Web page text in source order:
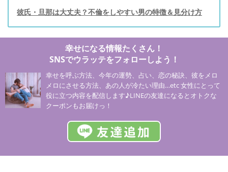
彼氏・旦那は大丈夫？不倫をしやすい男の特徴＆見分け方
幸せになる情報たくさん！
SNSでウラッテをフォローしよう！
幸せを呼ぶ方法、今年の運勢、占い、恋の秘訣、彼をメロ
メロにさせる方法、あの人が冷たい理由…etc 女性にとって
役に立つ内容を配信します♪LINEの友達になるとオトクな
クーポンもお届けっ！